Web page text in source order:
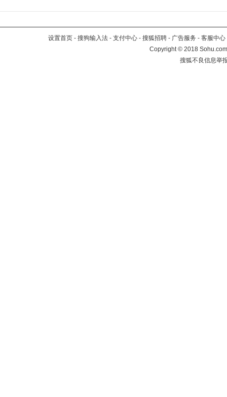
设置首页 - 搜狗输入法 - 支付中心 - 搜狐招聘 - 广告服务 - 客服中心
Copyright©2018
搜狐不良信息举